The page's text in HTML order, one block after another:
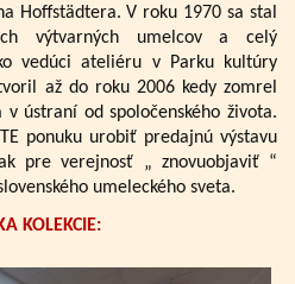
Hoffstädtera. V roku 1970 sa stal
výtvarných umelcov a celý
vedúci ateliéru v Parku kultúry
až do roku 2006 kedy zomrel
ústraní od spoločenského života.
ponuku urobiť predajnú výstavu
pre verejnosť „ znovuobjaviť “
umeleckého sveta.
KOLEKCIE: